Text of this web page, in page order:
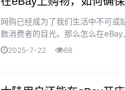
网购已经成为了我们生活中不可或
数消费者的目光。那么怎么在
开启eBay购物之旅先说说你需要注册
2025-7-22 68